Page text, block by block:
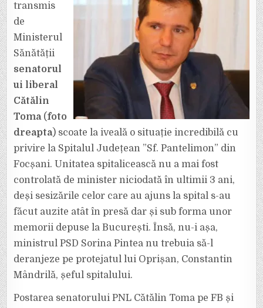
N-
MAI
FOST
”CĂLCAT”
AL
MINISTRULUI
SĂNĂTĂȚII
ANUL
LA
ACEA
VREME,
CONTROLUL
EVIDENȚIAT
MULȚIME
transmis
de
Ministerul
Sănătății
senatorul
ui liberal
Cătălin
Toma(foto
dreapta) scoate la iveală o situație incredibilă cu
privire la Spitalul Județean ”Sf. Pantelimon” din
Focșani. Unitatea spitalicească nu a mai fost
controlată de minister niciodată în ultimii 3 ani,
deși sesizările celor care au ajuns la spital s-au
făcut auzite atât în presă dar și sub forma unor
memorii depuse la București. Însă, nu-i așa,
ministrul PSD Sorina Pintea nu trebuia să-l
deranjeze pe protejatul lui Oprișan, Constantin
Mândrilă, șeful spitalului.
Postarea senatorului PNL Cătălin Toma pe FB și